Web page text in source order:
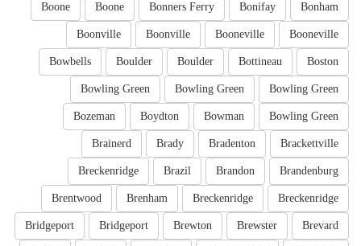
Bonham
Bonifay
Bonners Ferry
Boone
Boone
Booneville
Booneville
Boonville
Boonville
Boston
Bottineau
Boulder
Boulder
Bowbells
Bowling Green
Bowling Green
Bowling Green
Bowling Green
Bowman
Boydton
Bozeman
Brackettville
Bradenton
Brady
Brainerd
Brandenburg
Brandon
Brazil
Breckenridge
Breckenridge
Breckenridge
Brenham
Brentwood
Brevard
Brewster
Brewton
Bridgeport
Bridgeport